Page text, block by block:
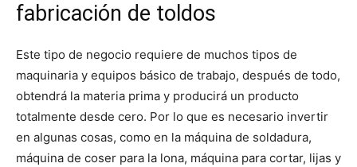
fabricación de toldos
Este tipo de negocio requiere de muchos tipos de
maquinaria y equipos básico de trabajo, después de todo,
obtendrá la materia prima y producirá un producto
totalmente desde cero. Por lo que es necesario invertir
en algunas cosas, como en la máquina de soldadura,
máquina de coser para la lona, ​​máquina para cortar, lijas y